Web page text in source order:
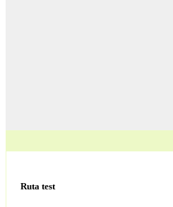
Ruta test